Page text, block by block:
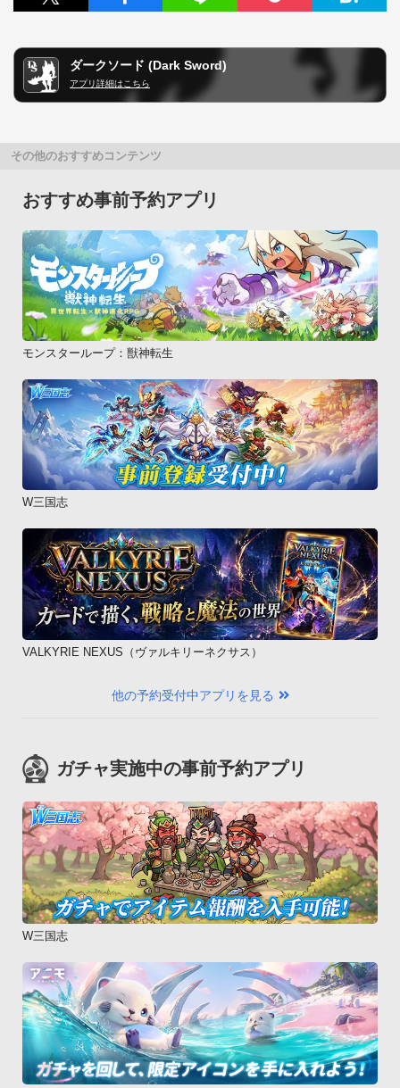
ダークソード (Dark Sword)
アプリ詳細はこちら
その他のおすすめコンテンツ
おすすめ事前予約アプリ
モンスターループ：獣神転生
W三国志
VALKYRIE NEXUS（ヴァルキリーネクサス）
他の予約受付中アプリを見る
ガチャ実施中の事前予約アプリ
W三国志